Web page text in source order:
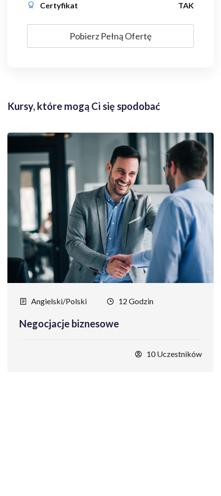
Certyfikat TAK
Pobierz Pełną Ofertę
Kursy, które mogą Ci się spodobać
Angielski/Polski 12 Godzin
Negocjacje biznesowe
10 Uczestników